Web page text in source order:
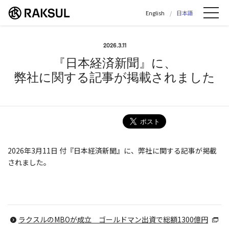
ラクスル株式会社 | ラクスル株式会社の公
English 日本語
2026.3.11
『日本経済新聞』に、
弊社に関する記事が掲載されました
2026年3月11日 付『日本経済新聞』に、弊社に関する記事が掲載
されました。
ラクスルのMBOが成立 ゴールドマン出資で総額1300億円